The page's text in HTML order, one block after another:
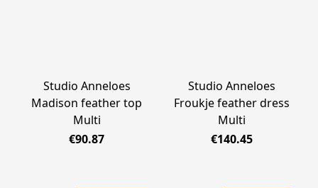
Studio Anneloes
Madison feather top
Multi
€90.87
Studio Anneloes
Froukje feather dress
Multi
€140.45